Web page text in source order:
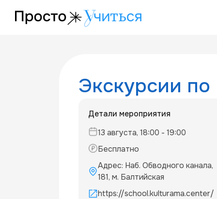
Экскурсии
Детали мероприятия
13 августа, 18:00 - 19:00
Бесплатно
Адрес: Наб. Обводного канала,
181, м. Балтийская
https://school.kulturama.center/